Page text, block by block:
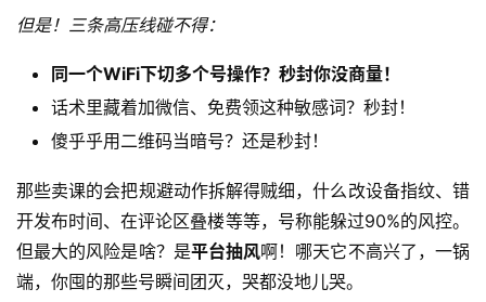
网
快
讯
赚
钱
项
目
但是！三条高压线碰不得：
同一个WiFi下切多个号操作？秒封你没商量！
话术里藏着加微信、免费领这种敏感词？秒封！
傻乎乎用二维码当暗号？还是秒封！
那些卖课的会把规避动作拆解得贼细，什么改设备指纹、错
开发布时间、在评论区叠楼等等，号称能躲过90%的风控。
但最大的风险是啥？是平台抽风啊！哪天它不高兴了，一锅
端，你囤的那些号瞬间团灭，哭都没地儿哭。